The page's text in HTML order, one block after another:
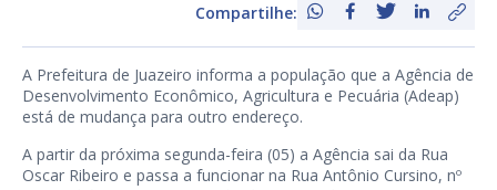
Compartilhe:
A Prefeitura de Juazeiro informa a população que a Agência de
Desenvolvimento Econômico, Agricultura e Pecuária (Adeap)
está de mudança para outro endereço.
A partir da próxima segunda-feira (05) a Agência sai da Rua
Oscar Ribeiro e passa a funcionar na Rua Antônio Cursino, nº